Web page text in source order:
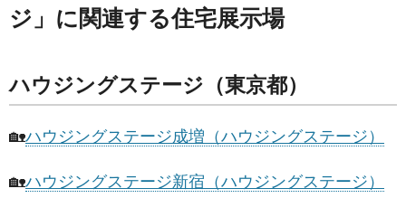
ジ」に関連する住宅展示場
ハウジングステージ（東京都）
🏡ハウジングステージ成増（ハウジングステージ）
🏡ハウジングステージ新宿（ハウジングステージ）